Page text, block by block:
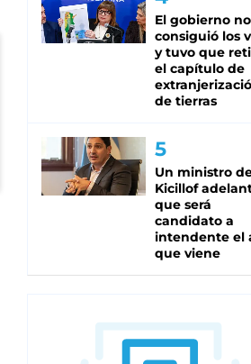
El gobierno no
consiguió los
y tuvo que
el capítulo de
de tierras
Un ministro
Kicillof
que será
candidato a
intendente el
que viene